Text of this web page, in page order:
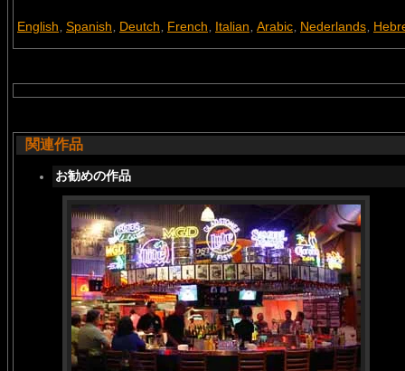
English, Spanish, Deutch, French, Italian, Arabic, Nederlands,
関連作品
お勧めの作品